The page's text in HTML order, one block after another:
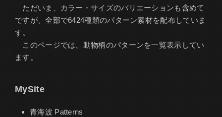
ただいま、カラー・サイズのバリエーションも含めて
ですが、全部で6424種類のパターン素材を配布していま
す。
このページでは、動物柄のパターンを一覧表示してい
ます。
MySite
青海波 Patterns